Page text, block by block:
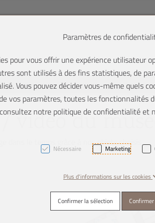
du
dans le temps grâce à nos objets choisis.
Paramètres de
pour vous offrir une expérience utilisateur
sont utilisés à des fins statistiques, de
Vous pouvez décider vous-même quels
vos paramètres, toutes les fonctionnalités
notre politique de confidentialité et
Nécessaire Marketing
Plus d'informations sur les cookies
Confirmer la sélection